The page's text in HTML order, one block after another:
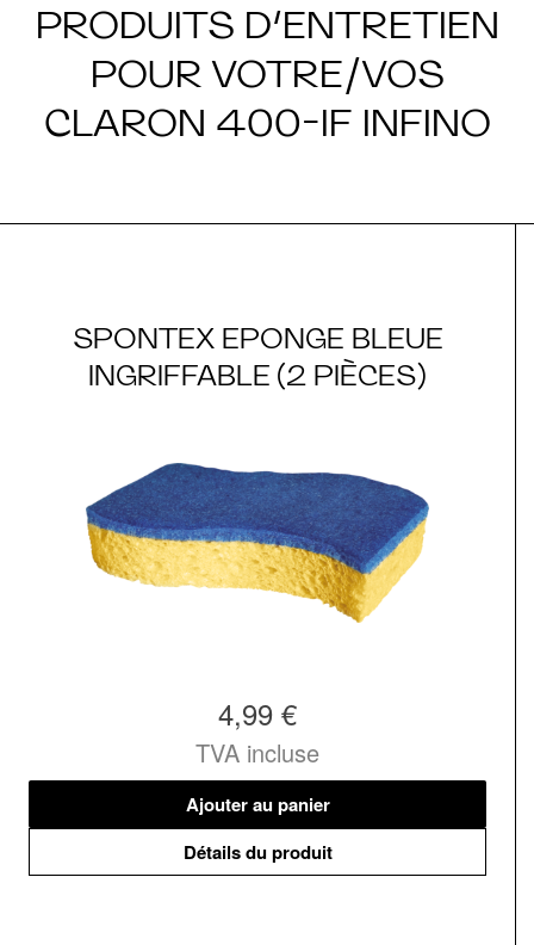
PRODUITS D’ENTRETIEN
POUR VOTRE/VOS
CLARON 400-IF INFINO
SPONTEX EPONGE BLEUE
INGRIFFABLE (2 PIÈCES)
4,99 €
TVA incluse
Ajouter au panier
Détails du produit